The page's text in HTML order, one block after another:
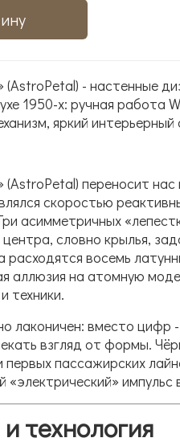
(AstroPetal) - настенные
1950-х: ручная работа
яркий интерьерный
(AstroPetal) переносит
скоростью
асимметричных
словно крылья,
расходятся восемь
аллюзия на атомную
техники.
лаконичен: вместо цифр
взгляд от формы.
пассажирских
импульс
технология